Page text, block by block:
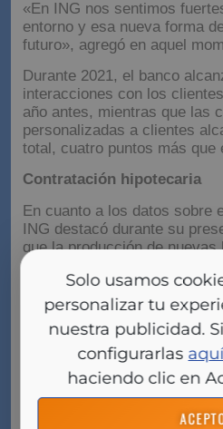
Solo usamos
personalizar tu
nuestra publicidad.
configurarlas
haciendo clic en
«En ING nos sentimos
entorno y esa nueva forma
futuro», agregó en aquel
Durante 2021, el banco
interacciones con los
año antes, mientras que las
personalizadas a clientes
total, cuatro puntos más que
Contratación hipotecaria
En cuanto a los datos sobre
ING destacó durante su
que la producción de
un 44% en 2021 frente a las
Así, a cierre de ejercicio,
21.000 millones de euros de
un 10,5% más que en 2020.
suponía un 70% de su
que se elevaba a 30.000
de 2021.